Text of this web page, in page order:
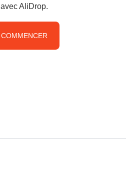
avec AliDrop.
COMMENCER